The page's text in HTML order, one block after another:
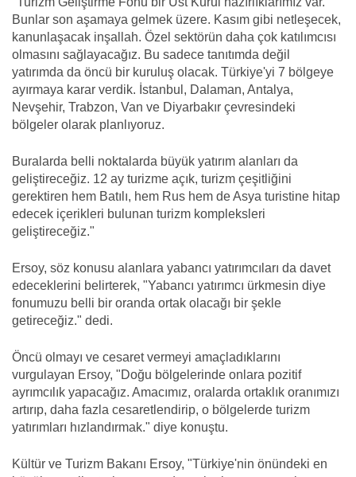
Bunlar son aşamaya gelmek üzere. Kasım gibi netleşecek,
kanunlaşacak inşallah. Özel sektörün daha çok katılımcısı
olmasını sağlayacağız. Bu sadece tanıtımda değil
yatırımda da öncü bir kuruluş olacak. Türkiye'yi 7 bölgeye
ayırmaya karar verdik. İstanbul, Dalaman, Antalya,
Nevşehir, Trabzon, Van ve Diyarbakır çevresindeki
bölgeler olarak planlıyoruz.
Buralarda belli noktalarda büyük yatırım alanları da
geliştireceğiz. 12 ay turizme açık, turizm çeşitliğini
gerektiren hem Batılı, hem Rus hem de Asya turistine hitap
edecek içerikleri bulunan turizm kompleksleri
geliştireceğiz."
Ersoy, söz konusu alanlara yabancı yatırımcıları da davet
edeceklerini belirterek, "Yabancı yatırımcı ürkmesin diye
fonumuzu belli bir oranda ortak olacağı bir şekle
getireceğiz." dedi.
Öncü olmayı ve cesaret vermeyi amaçladıklarını
vurgulayan Ersoy, "Doğu bölgelerinde onlara pozitif
ayrımcılık yapacağız. Amacımız, oralarda ortaklık oranımızı
artırıp, daha fazla cesaretlendirip, o bölgelerde turizm
yatırımları hızlandırmak." diye konuştu.
Kültür ve Turizm Bakanı Ersoy, "Türkiye'nin önündeki en